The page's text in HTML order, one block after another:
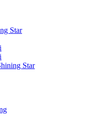
Star
Star